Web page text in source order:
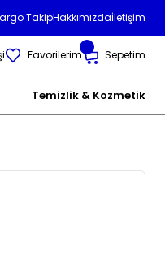
TakipHakkımızdaİletişim
Favorilerim Sepetim
Temizlik & Kozmetik